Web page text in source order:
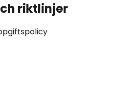
riktlinjer